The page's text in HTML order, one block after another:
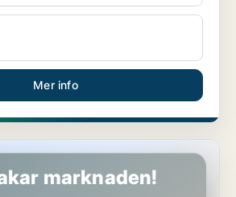
Mer info
marknaden!